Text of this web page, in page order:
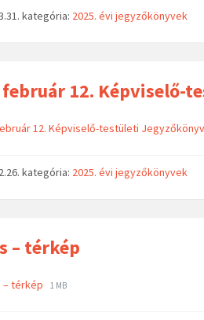
kategória: 2025. évi jegyzőkönyvek
február 12. Képviselő-
12. Képviselő-testületi Jegyzőkönyv
kategória: 2025. évi jegyzőkönyvek
– térkép
– térkép 1 MB